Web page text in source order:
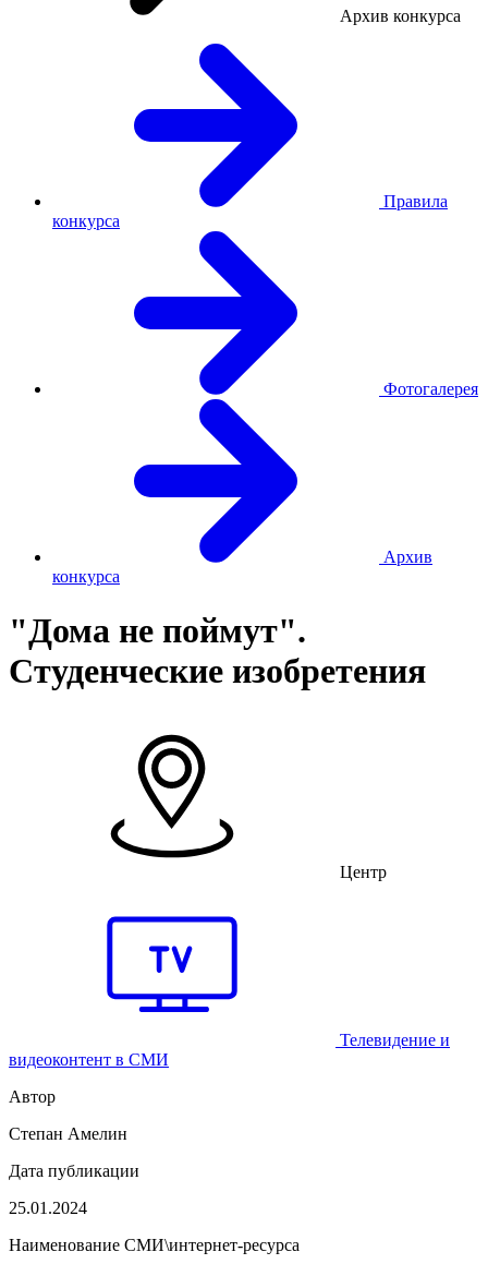
Архив конкурса
Правила
конкурса
Фотогалерея
Архив
конкурса
"Дома не поймут".
Студенческие изобретения
Центр
Телевидение и
видеоконтент в СМИ
Автор
Степан Амелин
Дата публикации
25.01.2024
Наименование СМИ\интернет-ресурса